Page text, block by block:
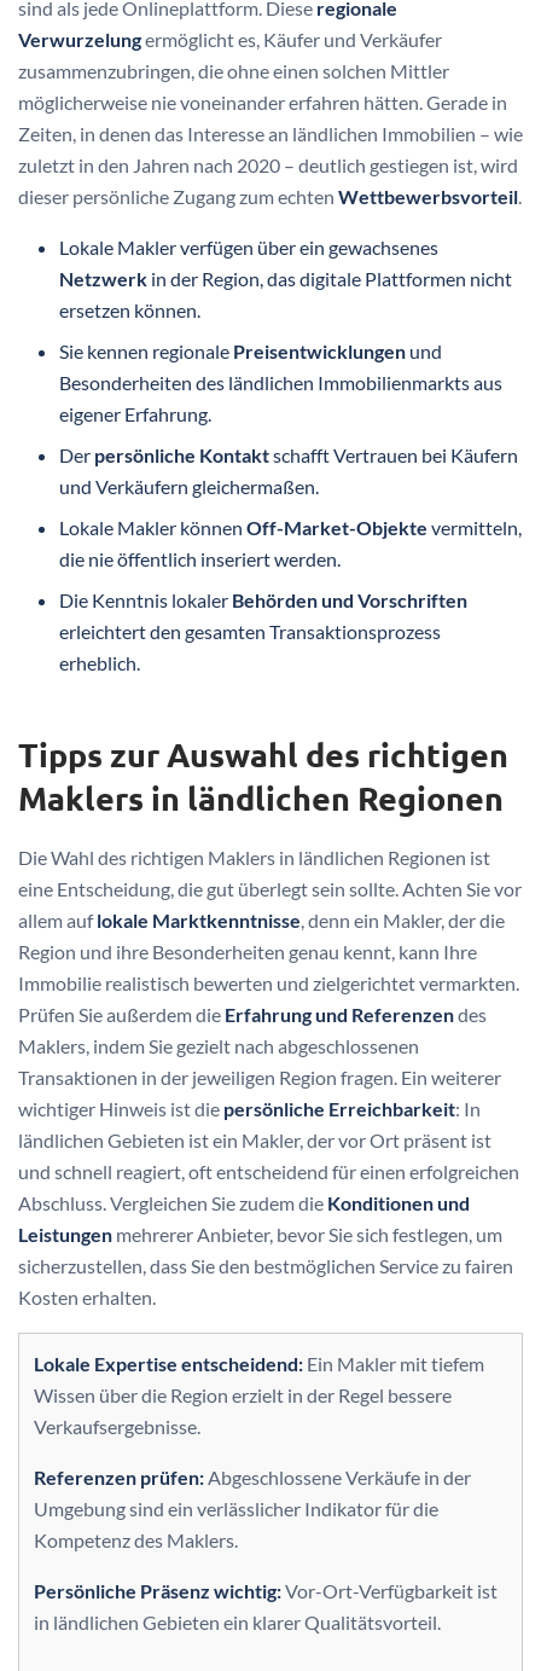
sind als jede Onlineplattform. Diese regionale
Verwurzelungermöglicht es, Käufer und Verkäufer
zusammenzubringen, die ohne einen solchen Mittler
möglicherweise nie voneinander erfahren hätten. Gerade in
Zeiten, in denen das Interesse an ländlichen Immobilien – wie
zuletzt in den Jahren nach 2020 – deutlich gestiegen ist, wird
dieser persönliche Zugang zum echten Wettbewerbsvorteil.
Lokale Makler verfügen über ein gewachsenes
Netzwerk in der Region, das digitale Plattformen nicht
ersetzen können.
Sie kennen regionale Preisentwicklungen und
Besonderheiten des ländlichen Immobilienmarkts aus
eigener Erfahrung.
Der persönliche Kontaktschafft Vertrauen bei Käufern
und Verkäufern gleichermaßen.
Lokale Makler könnenOff-Market-Objekte vermitteln,
die nie öffentlich inseriert werden.
Die Kenntnis lokaler Behörden und Vorschriften
erleichtert den gesamten Transaktionsprozess
erheblich.
Tipps zur Auswahl des richtigen
Maklers in ländlichen Regionen
Die Wahl des richtigen Maklers in ländlichen Regionen ist
eine Entscheidung, die gut überlegt sein sollte. Achten Sie vor
allem auflokale Marktkenntnisse , denn ein Makler, der die
Region und ihre Besonderheiten genau kennt, kann Ihre
Immobilie realistisch bewerten und zielgerichtet vermarkten.
Prüfen Sie außerdem die Erfahrung und Referenzendes
Maklers, indem Sie gezielt nach abgeschlossenen
Transaktionen in der jeweiligen Region fragen. Ein weiterer
wichtiger Hinweis ist die persönliche Erreichbarkeit: In
ländlichen Gebieten ist ein Makler, der vor Ort präsent ist
und schnell reagiert, oft entscheidend für einen erfolgreichen
Abschluss. Vergleichen Sie zudem die Konditionen und
Leistungen mehrerer Anbieter, bevor Sie sich festlegen, um
sicherzustellen, dass Sie den bestmöglichen Service zu fairen
Kosten erhalten.
Lokale Expertise entscheidend: Ein Makler mit tiefem
Wissen über die Region erzielt in der Regel bessere
Verkaufsergebnisse.
Referenzen prüfen: Abgeschlossene Verkäufe in der
Umgebung sind ein verlässlicher Indikator für die
Kompetenz des Maklers.
Persönliche Präsenz wichtig:Vor-Ort-Verfügbarkeit ist
in ländlichen Gebieten ein klarer Qualitätsvorteil.